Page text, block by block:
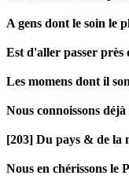
A gens dont le soin le
Est d'aller passer près
Les momens dont il
Nous connoissons déjà
[203] Du pays & de la
Nous en chérissons le